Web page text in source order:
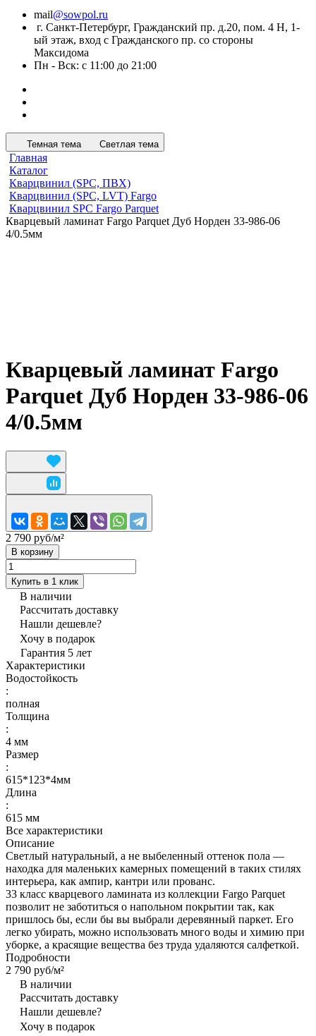
mail@sowpol.ru
г. Санкт-Петербург, Гражданский пр. д.20, пом. 4 Н, 1-
ый этаж, вход с Гражданского пр. со стороны
Максидома
Пн - Вск: с 11:00 до 21:00
Темная тема Светлая тема
Главная
Каталог
Кварцвинил (SPC, ПВХ)
Кварцвинил (SPC, LVT) Fargo
Кварцвинил SPC Fargo Parquet
Кварцевый ламинат Fargo Parquet Дуб Норден 33-986-06
4/0.5мм
Кварцевый ламинат Fargo
Parquet Дуб Норден 33-986-06
4/0.5мм
2 790 руб/м²
В корзину
Купить в 1 клик
В наличии
Рассчитать доставку
Нашли дешевле?
Хочу в подарок
Гарантия 5 лет
Характеристики
Водостойкость
:
полная
Толщина
:
4 мм
Размер
:
615*123*4мм
Длина
:
615 мм
Все характеристики
Описание
Светлый натуральный, а не выбеленный оттенок пола —
находка для маленьких камерных помещений в таких стилях
интерьера, как ампир, кантри или прованс.
33 класс кварцевого ламината из коллекции Fargo Parquet
позволит не заботиться о напольном покрытии так, как
пришлось бы, если бы вы выбрали деревянный паркет. Его
легко убирать, можно использовать много воды и химию при
уборке, а красящие вещества без труда удаляются салфеткой.
Подробности
2 790 руб/м²
В наличии
Рассчитать доставку
Нашли дешевле?
Хочу в подарок